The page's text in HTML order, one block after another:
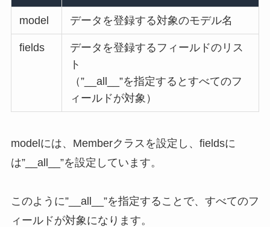
model データを登録する対象のモデル名
fields
データを登録するフィールドのリス
ト
（”__all__”を指定するとすべてのフ
ィールドが対象）
modelには、Memberクラスを設定し、fieldsに
は”__all__”を設定しています。
このように”__all__”を指定することで、すべてのフ
ィールドが対象になります。